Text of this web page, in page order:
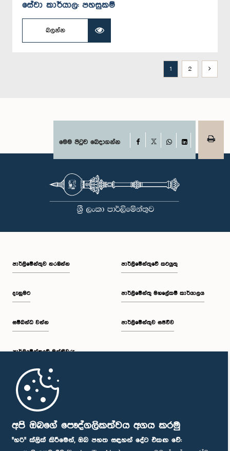
අපි ඔබගේ පෞද්ගලිකත්වය අගය කරමු
"හරි" ක්ලික් කිරීමෙන්, ඔබ පහත සඳහන් දේට එකඟ වේ:
සේවා කාර්යාල: පහසුකම්
බලන්න
1 2
මෙම පිටුව බෙදාගන්න Facebook
WhatsAppLinkedIn
පාර්ලි‌මේන්තුව නරඹන්න
දැනුමට
සම්බන්ධ වන්න
පාර්ලි‌මේන්තුවේ මන්ත්‍රීවරු
මුල් පිටුව
පාර්ලිමේන්තුවේ කටයුතු
පාර්ලිමේන්තු මහලේකම් කාර්යාලය
පාර්ලිමේන්තුව සජීවීව
පාර්ලිමේන්තු ජංගම යෙදුම